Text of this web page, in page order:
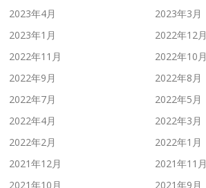
2023年4月
2023年3月
2023年1月
2022年12月
2022年11月
2022年10月
2022年9月
2022年8月
2022年7月
2022年5月
2022年4月
2022年3月
2022年2月
2022年1月
2021年12月
2021年11月
2021年10月
2021年9月